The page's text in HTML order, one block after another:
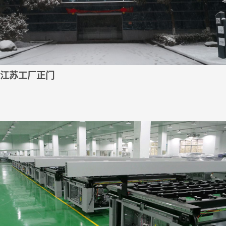
江苏工厂正门